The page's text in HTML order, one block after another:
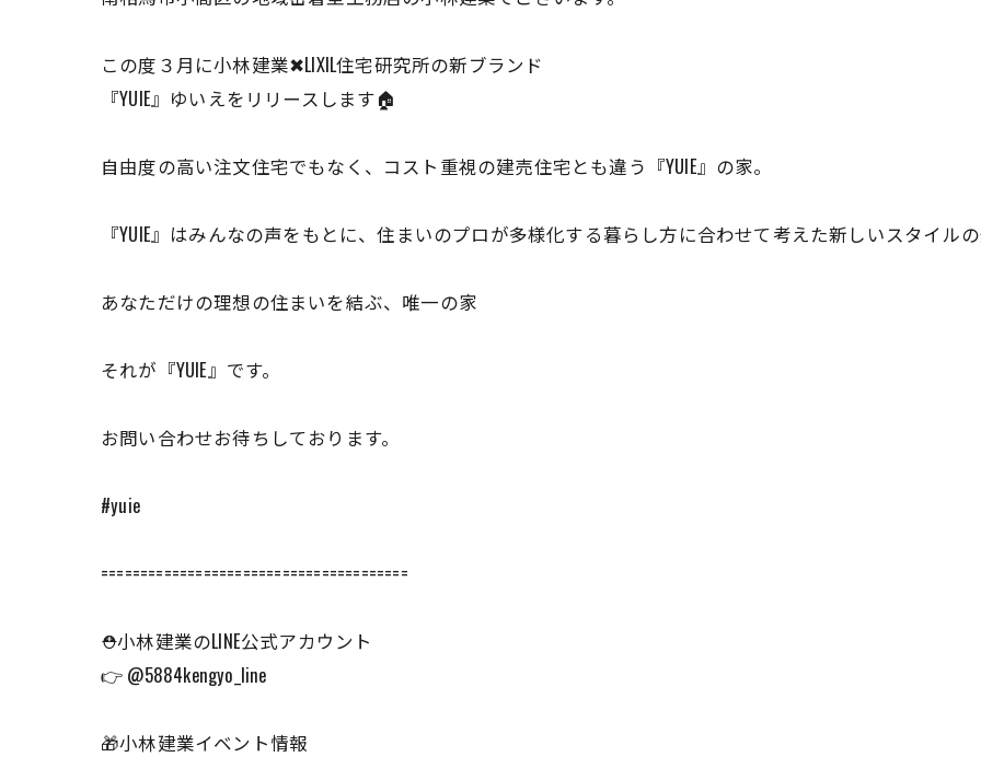
この度３月に小林建業✖︎LIXIL住宅研究所の新ブランド
『YUIE』ゆいえをリリースします🏠
自由度の高い注文住宅でもなく、コスト重視の建売住宅とも違う『YUIE』の家。
『YUIE』はみんなの声をもとに、住まいのプロが多様化する暮らし方に合わせて考えた新しいスタイルの
あなただけの理想の住まいを結ぶ、唯一の家
それが『YUIE』です。
お問い合わせお待ちしております。
#yuie
=======================================
⛑小林建業のLINE公式アカウント
👉 @5884kengyo_line
🎁小林建業イベント情報